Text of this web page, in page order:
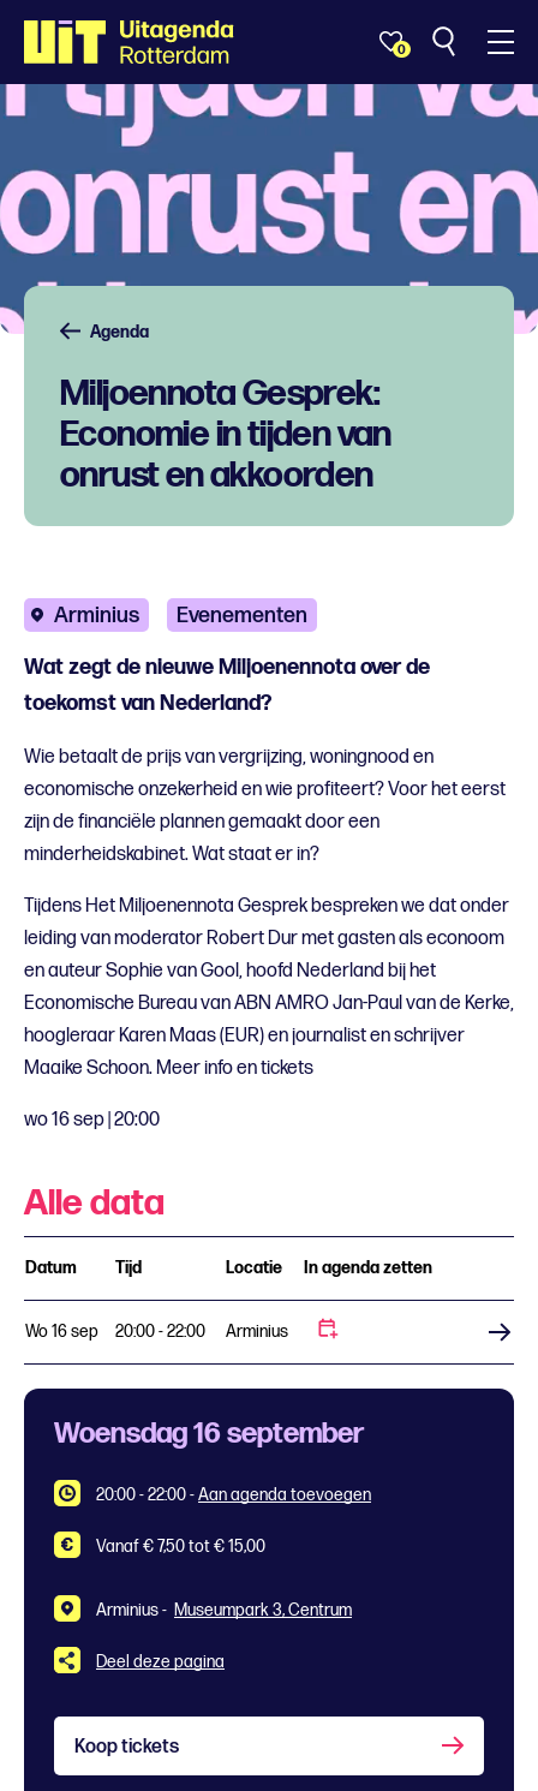
0
Agenda
Miljoennota Gesprek:
Economie in tijden van
onrust en akkoorden
Arminius Evenementen
Wat zegt de nieuwe Miljoenennota over de
toekomst van Nederland?
Wie betaalt de prijs van vergrijzing, woningnood en
economische onzekerheid en wie profiteert? Voor het eerst
zijn de financiële plannen gemaakt door een
minderheidskabinet. Wat staat er in?
Tijdens Het Miljoenennota Gesprek bespreken we dat onder
leiding van moderator Robert Dur met gasten als econoom
en auteur Sophie van Gool, hoofd Nederland bij het
Economische Bureau van ABN AMRO Jan-Paul van de Kerke,
hoogleraar Karen Maas (EUR) en journalist en schrijver
Maaike Schoon. Meer info en tickets
wo 16 sep | 20:00
Alle data
Datum Tijd Locatie In agenda zetten
Wo 16 sep 20:00 - 22:00 Arminius
Woensdag 16 september
20:00 - 22:00-Aan agenda toevoegen
Vanaf € 7,50 tot € 15,00
Arminius - Museumpark 3, Centrum
Deel deze pagina
Koop tickets